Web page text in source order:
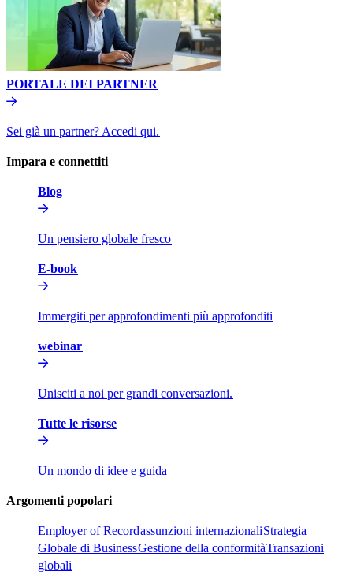
PORTALE DEI PARTNER​​
Sei già un partner? Accedi qui.​​
Impara e connettiti​​
Blog​​
Un pensiero globale fresco​​
E-book​​
Immergiti per approfondimenti più approfonditi​​
webinar​​
Unisciti a noi per grandi conversazioni.​​
Tutte le risorse​​
Un mondo di idee e guida​​
Argomenti popolari​​
Employer of Record​​assunzioni internazionali​​Strategia
Globale di Business​​Gestione della conformità​​Transazioni
globali​​